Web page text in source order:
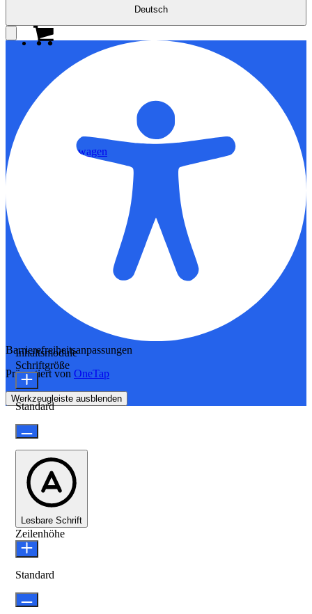
Einkaufswagen
Deutsch
Barrierefreiheitsanpassungen
Präsentiert von OneTap
Werkzeugleiste ausblenden
Inhaltsmodule
Schriftgröße
Standard
Lesbare Schrift
Zeilenhöhe
Standard